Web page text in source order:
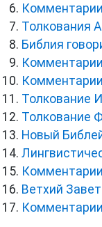
Толкования
Библия
Толкование
Толкование
Новый
Ветхий